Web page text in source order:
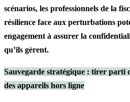
scénarios, les professionnels de la
résilience face aux perturbations
engagement à assurer la
qu’ils gèrent.
Sauvegarde stratégique : tirer parti
des appareils hors ligne